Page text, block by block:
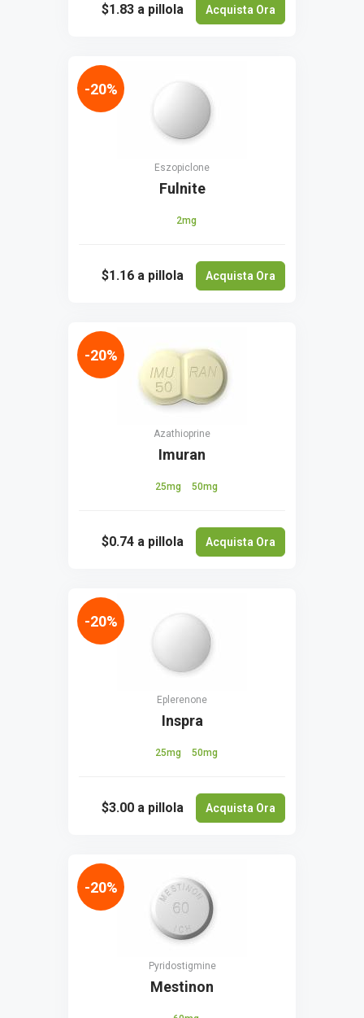
$1.83 a pillola Acquista Ora
Eszopiclone
Fulnite
2mg
$1.16 a pillola Acquista Ora
-20%
Azathioprine
Imuran
25mg 50mg
$0.74 a pillola Acquista Ora
-20%
Eplerenone
Inspra
25mg 50mg
$3.00 a pillola Acquista Ora
-20%
Pyridostigmine
Mestinon
-20%